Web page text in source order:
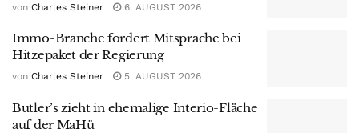
von Charles Steiner 6. AUGUST 2026
Immo-Branche fordert Mitsprache bei
Hitzepaket der Regierung
von Charles Steiner 5. AUGUST 2026
Butler’s zieht in ehemalige Interio-Fläche
auf der MaHü